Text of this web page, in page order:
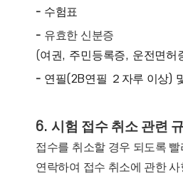
- 수험표
- 유효한 신분증
(여권, 주민등록증, 운전면허
- 연필(2B연필 ２ 자루 이상)
6. 시험 접수 취소 관련
접수를 취소할 경우 되도록 빨
연락하여 접수 취소에 관한